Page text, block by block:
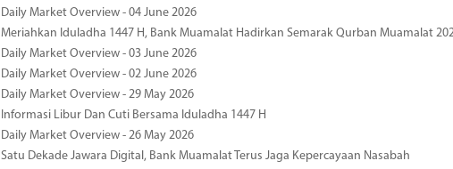
Daily Market Overview - 04 June 2026
Meriahkan Iduladha 1447 H, Bank Muamalat Hadirkan Semarak Qurban Muamalat
Daily Market Overview - 03 June 2026
Daily Market Overview - 02 June 2026
Daily Market Overview - 29 May 2026
Informasi Libur Dan Cuti Bersama Iduladha 1447 H
Daily Market Overview - 26 May 2026
Satu Dekade Jawara Digital, Bank Muamalat Terus Jaga Kepercayaan Nasabah